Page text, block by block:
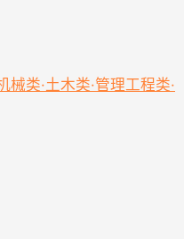
械类·土木类·管理工程类·